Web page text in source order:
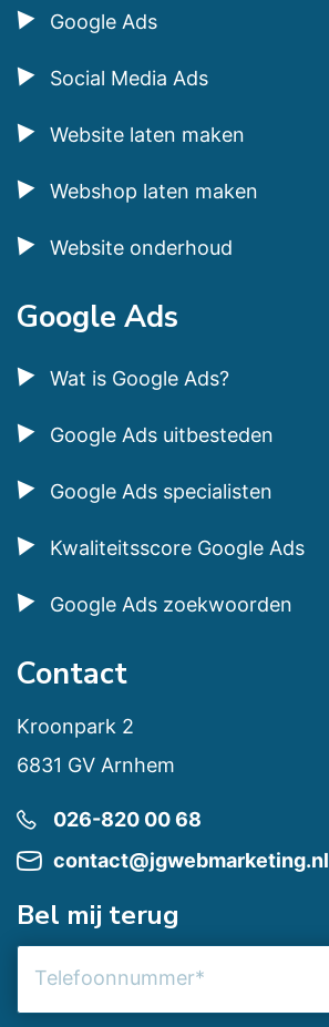
Google Ads
Social Media Ads
Website laten maken
Webshop laten maken
Website onderhoud
Google Ads
Wat is Google Ads?
Google Ads uitbesteden
Google Ads specialisten
Kwaliteitsscore Google Ads
Google Ads zoekwoorden
Contact
Kroonpark 2
6831 GV Arnhem
026-820 00 68
contact@jgwebmarketing.nl
Bel mij terug